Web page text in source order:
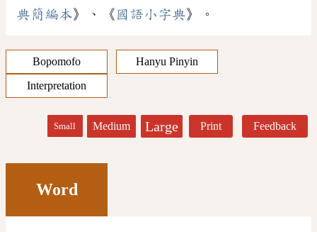
典簡編本》、《 國語小字典》。
Bopomofo
Hanyu Pinyin
Interpretation
Small Medium Large Print Feedback
Word